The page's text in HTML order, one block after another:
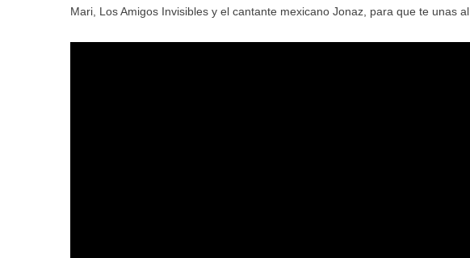
Mari, Los Amigos Invisibles y el cantante mexicano Jonaz, para que te unas al